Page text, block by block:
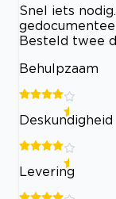
Snel iets
Besteld twee
Behulpzaam
Deskundigheid
Levering